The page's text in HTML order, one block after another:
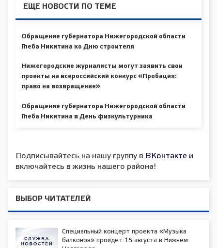
ЕЩЕ НОВОСТИ ПО ТЕМЕ
Обращение губернатора Нижегородской области
Глеба Никитина ко Дню строителя
Нижегородские журналисты могут заявить свои
проекты на всероссийский конкурс «Пробация:
право на возвращение»
Обращение губернатора Нижегородской области
Глеба Никитина в День физкультурника
Подписывайтесь на нашу группу в ВКонтакте и
включайтесь в жизнь нашего района!
ВЫБОР ЧИТАТЕЛЕЙ
Специальный концерт проекта «Музыка
балконов» пройдет 15 августа в Нижнем